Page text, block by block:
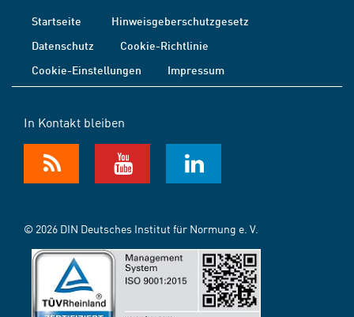
Startseite
Hinweisgeberschutzgesetz
Datenschutz
Cookie-Richtlinie
Cookie-Einstellungen
Impressum
In Kontakt bleiben
© 2026 DIN Deutsches Institut für Normung e. V.